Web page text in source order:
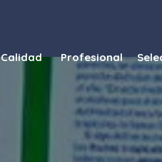
Calidad Profesional